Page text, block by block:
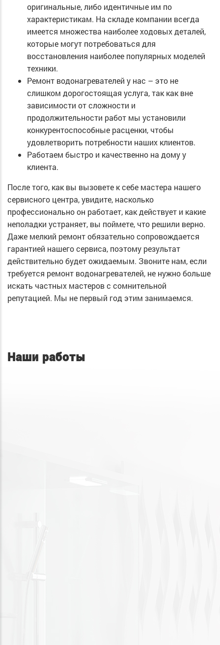
оригинальные, либо идентичные им по
характеристикам. На складе компании всегда
имеется множества наиболее ходовых деталей,
которые могут потребоваться для
восстановления наиболее популярных моделей
техники.
Ремонт водонагревателей у нас – это не
слишком дорогостоящая услуга, так как вне
зависимости от сложности и
продолжительности работ мы установили
конкурентоспособные расценки, чтобы
удовлетворить потребности наших клиентов.
Работаем быстро и качественно на дому у
клиента.
После того, как вы вызовете к себе мастера нашего
сервисного центра, увидите, насколько
профессионально он работает, как действует и какие
неполадки устраняет, вы поймете, что решили верно.
Даже мелкий ремонт обязательно сопровождается
гарантией нашего сервиса, поэтому результат
действительно будет ожидаемым. Звоните нам, если
требуется ремонт водонагревателей, не нужно больше
искать частных мастеров с сомнительной
репутацией. Мы не первый год этим занимаемся.
Наши работы